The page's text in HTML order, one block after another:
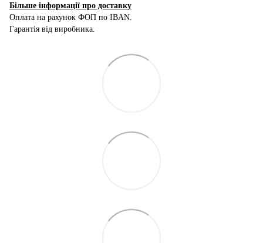
Більше інформації про доставку
Оплата на рахунок ФОП по IBAN.
Гарантія від виробника.